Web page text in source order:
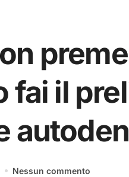
fai il
Nessun commento